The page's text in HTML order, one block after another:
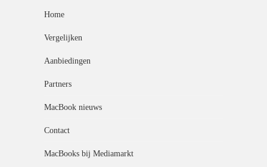
Home
Vergelijken
Aanbiedingen
Partners
MacBook nieuws
Contact
MacBooks bij Mediamarkt